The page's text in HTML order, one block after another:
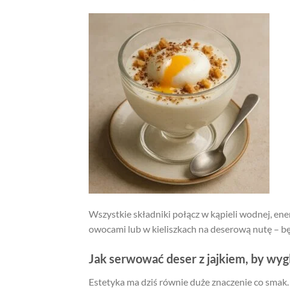
Wszystkie składniki połącz w kąpieli wodnej,
owocami lub w kieliszkach na deserową nutę –
Jak serwować deser z jajkiem, by
Estetyka ma dziś równie duże znaczenie co